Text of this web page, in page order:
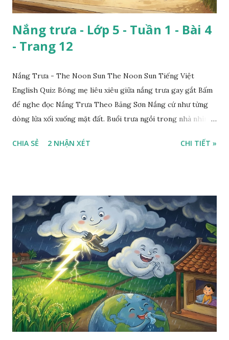
Nắng trưa - Lớp 5 - Tuần 1 - Bài 4
- Trang 12
Nắng Trưa - The Noon Sun The Noon Sun Tiếng Việt
English Quiz Bóng mẹ liêu xiêu giữa nắng trưa gay gắt Bấm
để nghe đọc Nắng Trưa Theo Băng Sơn Nắng cứ như từng
dòng lửa xối xuống mặt đất. Buổi trưa ngồi trong nhà nhìn
CHIA SẺ 2 NHẬN XÉT CHI TIẾT »